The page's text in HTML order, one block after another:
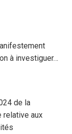
à investiguer…
de la
relative aux